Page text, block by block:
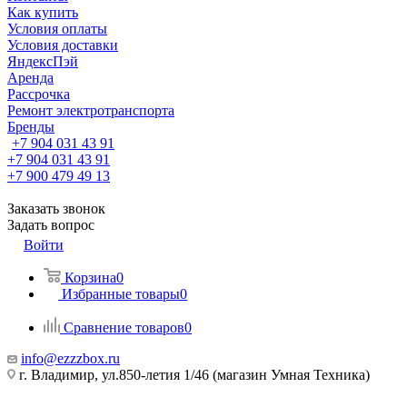
Как купить
Условия оплаты
Условия доставки
ЯндексПэй
Аренда
Рассрочка
Ремонт электротранспорта
Бренды
+7 904 031 43 91
+7 904 031 43 91
+7 900 479 49 13
Заказать звонок
Задать вопрос
Войти
Корзина0
Избранные товары0
Сравнение товаров0
info@ezzzbox.ru
г. Владимир, ул.850-летия 1/46 (магазин Умная Техника)